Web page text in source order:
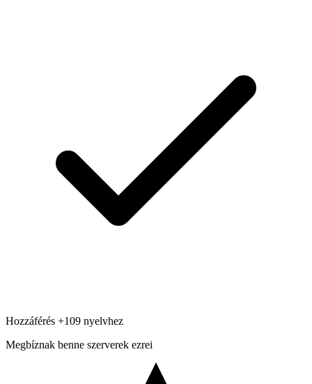
Hozzáférés +109 nyelvhez
Megbíznak benne szerverek ezrei